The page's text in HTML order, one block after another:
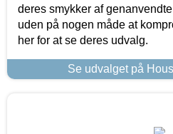
deres smykker af
uden på nogen måde at
her for at se deres udvalg.
Se udvalget på